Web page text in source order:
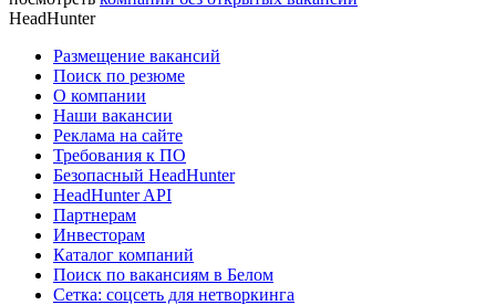
HeadHunter
Размещение вакансий
Поиск по резюме
О компании
Наши вакансии
Реклама на сайте
Требования к ПО
Безопасный HeadHunter
HeadHunter API
Партнерам
Инвесторам
Каталог компаний
Поиск по вакансиям в Белом
Сетка: соцсеть для нетворкинга